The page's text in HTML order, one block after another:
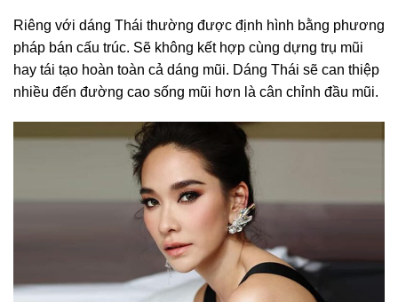
Riêng với dáng Thái thường được định hình bằng phương
pháp bán cấu trúc. Sẽ không kết hợp cùng dựng trụ mũi
hay tái tạo hoàn toàn cả dáng mũi. Dáng Thái sẽ can thiệp
nhiều đến đường cao sống mũi hơn là cân chỉnh đầu mũi.